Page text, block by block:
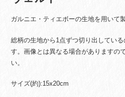
ガルニエ・ティエボーの生地を用いて
総柄の生地から1点ずつ切り出してい
す。画像とは異なる場合がありますの
い。
サイズ(約):15x20cm